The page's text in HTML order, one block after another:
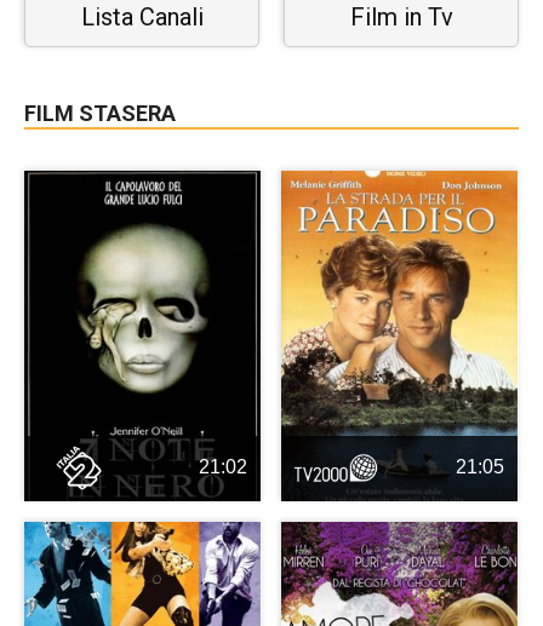
Lista Canali Film in Tv
FILM STASERA
21:02 21:05